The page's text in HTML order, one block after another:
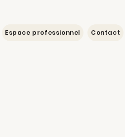
Espace professionnel Contact